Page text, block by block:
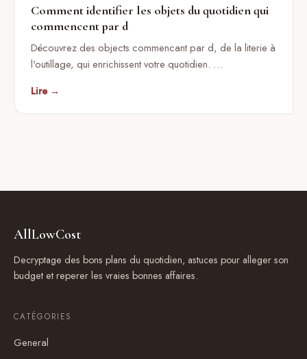
Comment identifier les objets du quotidien qui
commencent par d
Découvrez des objects commencant par d, de la literie à
l'outillage, qui enrichissent votre quotidien. …
Lire →
AllLowCost
Decryptage des bons plans du quotidien, astuces pour alleger son
budget et reperer les vraies bonnes affaires.
CATÉGORIES
General